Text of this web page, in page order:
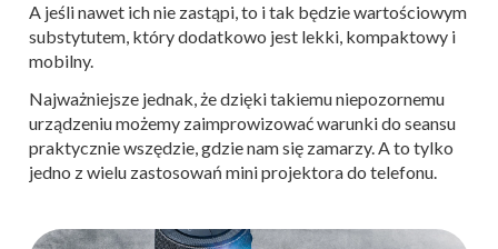
A jeśli nawet ich nie zastąpi, to i tak będzie wartościowym
substytutem, który dodatkowo jest lekki, kompaktowy i
mobilny.
Najważniejsze jednak, że dzięki takiemu niepozornemu
urządzeniu możemy zaimprowizować warunki do seansu
praktycznie wszędzie, gdzie nam się zamarzy. A to tylko
jedno z wielu zastosowań mini projektora do telefonu.